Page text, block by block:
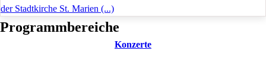
der Stadtkirche St. Marien (...)
Programmbereiche
Konzerte